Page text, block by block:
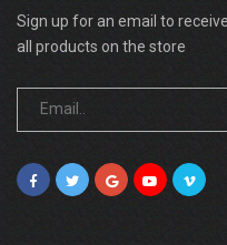
Sign up for an email to
all products on the store